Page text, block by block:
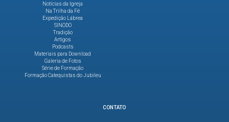
Notícias da Igreja
Na Trilha da Fé
Expedição Lábrea
SINODO
Tradição
Artigos
Podcasts
Materiais para Download
Galeria de Fotos
Série de Formação
Formação Catequistas do Jubileu
CONTATO